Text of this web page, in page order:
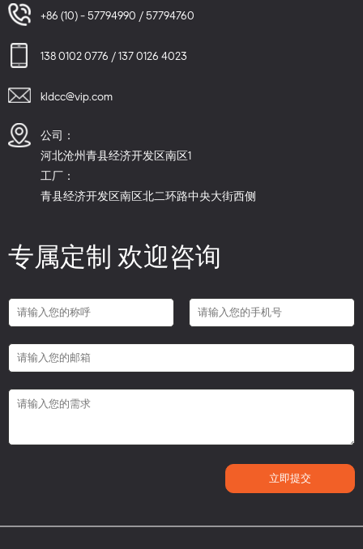
+86 (10) - 57794990 / 57794760
138 0102 0776 / 137 0126 4023
kldcc@vip.com
公司：
河北沧州青县经济开发区南区1
工厂：
青县经济开发区南区北二环路中央大街西侧
专属定制 欢迎咨询